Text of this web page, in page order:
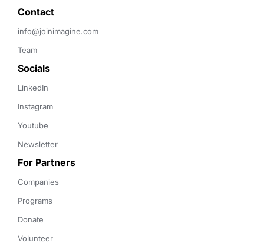
Contact
info@joinimagine.com
Team
Socials
LinkedIn
Instagram
Youtube
Newsletter
For Partners
Companies
Programs
Donate
Volunteer